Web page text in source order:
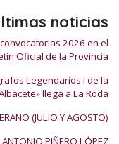
noticias
2026 en el
Oficial de la Provincia
Legendarios I de la
llega a La Roda
(JULIO Y AGOSTO)
PIÑERO LÓPEZ